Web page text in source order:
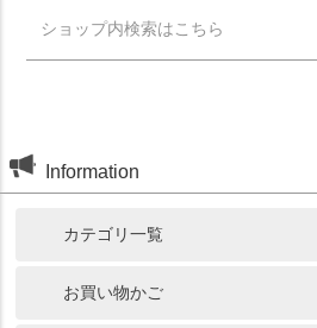
Information
カテゴリ一覧
お買い物かご